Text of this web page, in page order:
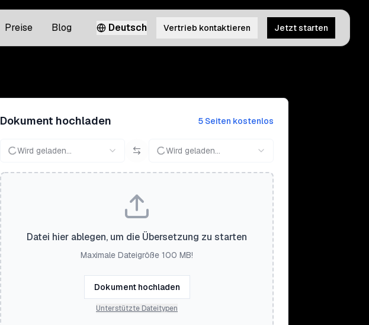
Preise Blog Deutsch Vertrieb kontaktieren Jetzt starten
Dokument hochladen 5 Seiten kostenlos
Wird geladen... Wird geladen...
Datei hier ablegen, um die Übersetzung zu starten
Maximale Dateigröße 100 MB!
Dokument hochladen
Unterstützte Dateitypen